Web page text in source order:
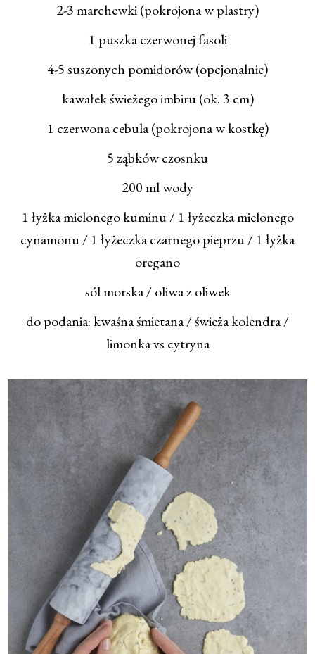
2-3 marchewki (pokrojona w plastry)
1 puszka czerwonej fasoli
4-5 suszonych pomidorów (opcjonalnie)
kawałek świeżego imbiru (ok. 3 cm)
1 czerwona cebula (pokrojona w kostkę)
5 ząbków czosnku
200 ml wody
1 łyżka mielonego kuminu / 1 łyżeczka mielonego
cynamonu / 1 łyżeczka czarnego pieprzu / 1 łyżka
oregano
sól morska / oliwa z oliwek
do podania: kwaśna śmietana / świeża kolendra /
limonka vs cytryna